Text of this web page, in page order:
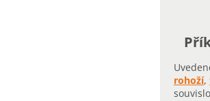
rohoží,